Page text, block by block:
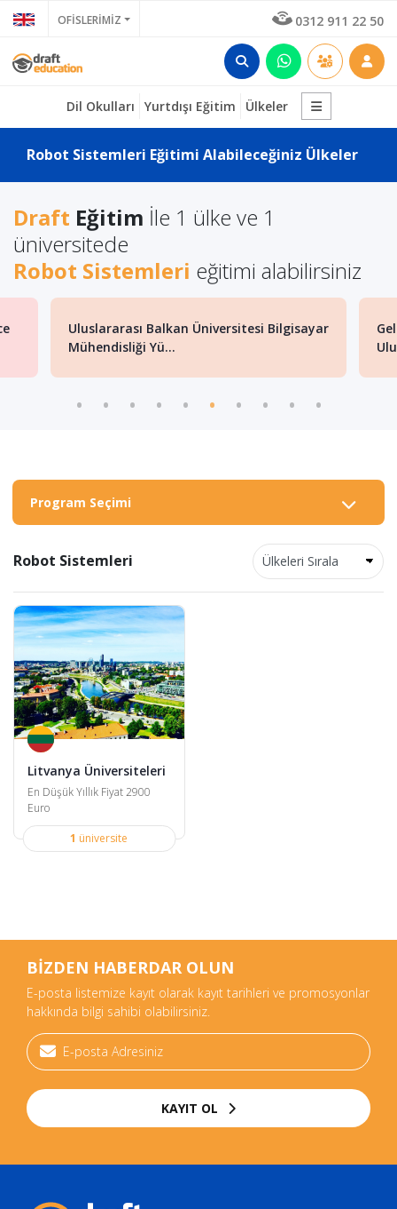
OFİSLERİMİZ 0312 911 22 50
Dil Okulları Yurtdışı Eğitim Ülkeler
Robot Sistemleri Eğitimi Alabileceğiniz Ülkeler
Draft Eğitim İle 1 ülke ve 1
üniversitede
Robot Sistemleri eğitimi alabilirsiniz
Uluslararası Balkan Üniversitesi Bilgisayar
Mühendisliği Yü...
Program Seçimi
Robot Sistemleri
Litvanya Üniversiteleri
En Düşük Yıllık Fiyat 2900
Euro
1 üniversite
BİZDEN HABERDAR OLUN
E-posta listemize kayıt olarak kayıt tarihleri ve promosyonlar
hakkında bilgi sahibi olabilirsiniz.
KAYIT OL